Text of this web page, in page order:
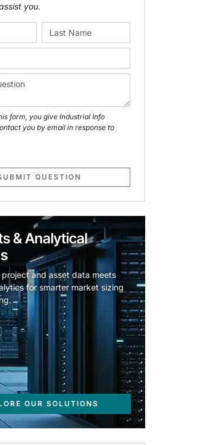
you.
form, you give Industrial Info
you by email in response to
QUESTION
& Analytical
and asset data meets
for smarter market sizing
OUR SOLUTIONS